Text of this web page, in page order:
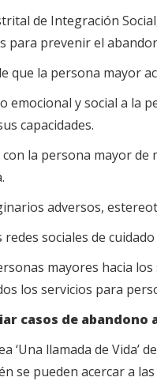
de Integración
para prevenir el
que la persona mayor
emocional y social a la
capacidades.
la persona mayor de
adversos,
redes sociales de
mayores hacia
los servicios para
casos de abandono
‘Una llamada de Vida’
se pueden acercar a